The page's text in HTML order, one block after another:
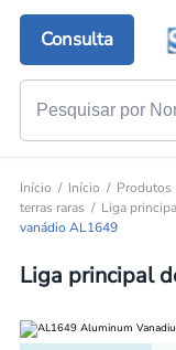
Consulta
Início Início Produtos
terras raras
Liga
vanádio AL1649
Liga principal